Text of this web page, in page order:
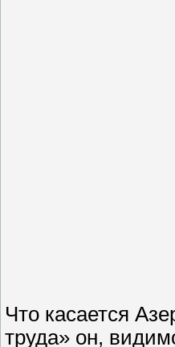
Что касается
труда» он,